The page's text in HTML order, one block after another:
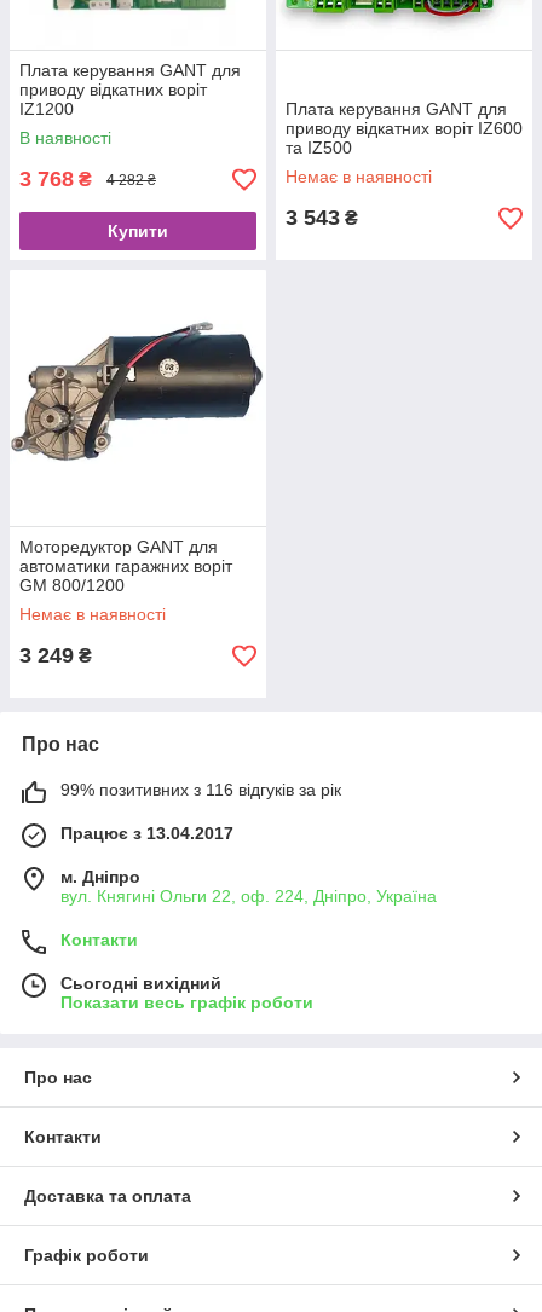
Плата керування GANT для
приводу відкатних воріт
IZ1200
В наявності
3 768 ₴ 4 282 ₴
Купити
Плата керування GANT для
приводу відкатних воріт IZ600
та IZ500
Немає в наявності
3 543 ₴
Моторедуктор GANT для
автоматики гаражних воріт
GM 800/1200
Немає в наявності
3 249 ₴
Про нас
99% позитивних з 116 відгуків за рік
Працює з 13.04.2017
м. Дніпро
вул. Княгині Ольги 22, оф. 224, Дніпро, Україна
Контакти
Сьогодні вихідний
Показати весь графік роботи
Про нас
Контакти
Доставка та оплата
Графік роботи